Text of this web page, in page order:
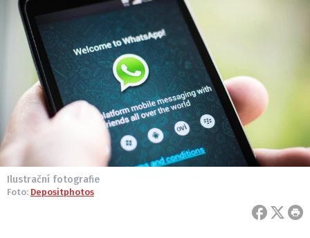
Ilustrační fotografie
Foto: Depositphotos